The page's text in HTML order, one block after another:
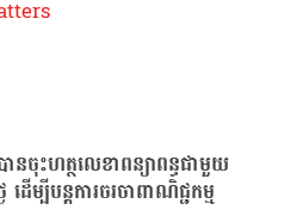
ចុះហត្ថលេខាពន្យាពន្ធជាមួយ
ម្បីបន្តការចរចាពាណិជ្ជកម្ម